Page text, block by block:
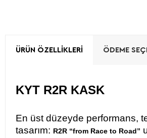
ÜRÜN ÖZELLIKLERI ÖDEME
KYT R2R KASK
En üst düzeyde performans,
tasarım: R2R “from Race to Road”